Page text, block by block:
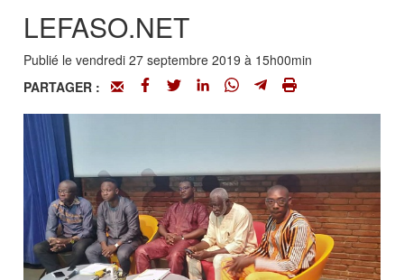
LEFASO.NET
Publié le vendredi 27 septembre 2019 à 15h00min
PARTAGER :